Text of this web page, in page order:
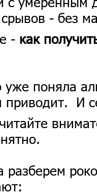
- без
- как
уже поняла
приводит. И
разберем